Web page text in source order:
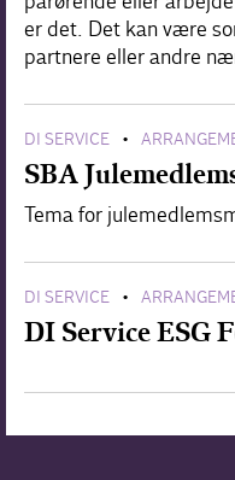
er det. Det kan være
partnere eller andre
DI SERVICE •
SBA
Tema for
DI SERVICE •
DI Service ESG